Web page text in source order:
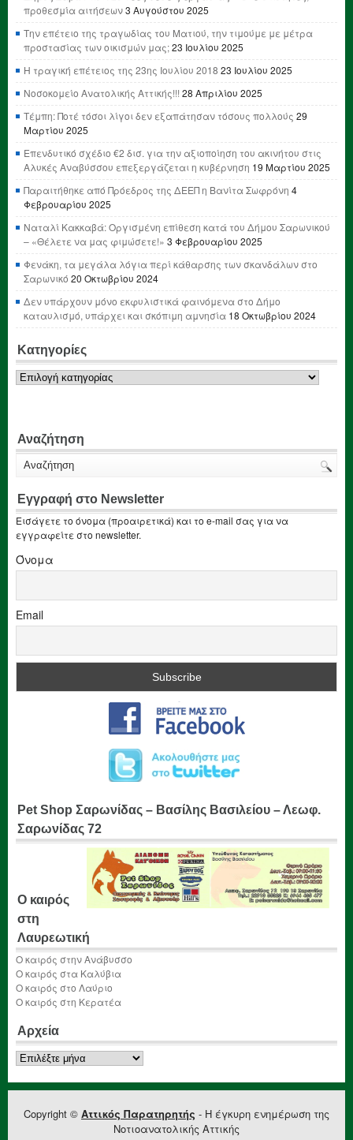
προθεσμία αιτήσεων3 Αυγούστου 2025
Την επέτειο της τραγωδίας του Ματιού, την τιμούμε με μέτρα
προστασίας των οικισμών μας;23 Ιουλίου 2025
Η τραγική επέτειος της 23ης Ιουλίου 2018 23 Ιουλίου 2025
Νοσοκομείο Ανατολικής Αττικής!!! 28 Απριλίου 2025
Τέμπη: Ποτέ τόσοι λίγοι δεν εξαπάτησαν τόσους πολλούς 29
Μαρτίου 2025
Επενδυτικό σχέδιο €2 δισ. για την αξιοποίηση του ακινήτου στις
Αλυκές Αναβύσσου επεξεργάζεται η κυβέρνηση 19 Μαρτίου 2025
Παραιτήθηκε από Πρόεδρος της ΔΕΕΠ η Βανίτα Σωφρόνη 4
Φεβρουαρίου 2025
Ναταλί Κακκαβά: Οργισμένη επίθεση κατά του Δήμου Σαρωνικού
– «Θέλετε να μας φιμώσετε!» 3 Φεβρουαρίου 2025
Φενάκη, τα μεγάλα λόγια περί κάθαρσης των σκανδάλων στο
Σαρωνικό 20 Οκτωβρίου 2024
Δεν υπάρχουν μόνο εκφυλιστικά φαινόμενα στο Δήμο
καταυλισμό, υπάρχει και σκόπιμη αμνησία 18 Οκτωβρίου 2024
Κατηγορίες
Κατηγορίες
Αναζήτηση
Εγγραφή στο Newsletter
Εισάγετε το όνομα (προαιρετικά) και το e-mail σας για να
εγγραφείτε στο newsletter.
Όνομα
Email
Pet Shop Σαρωνίδας – Βασίλης Βασιλείου – Λεωφ.
Σαρωνίδας 72
Ο καιρός
στη
Λαυρεωτική
Ο καιρός στην Ανάβυσσο
Ο καιρός στα Καλύβια
Ο καιρός στο Λαύριο
Ο καιρός στη Κερατέα
Αρχεία
Αρχεία
Copyright © Αττικός Παρατηρητής - Η έγκυρη ενημέρωση της
Νοτιοανατολικής Αττικής